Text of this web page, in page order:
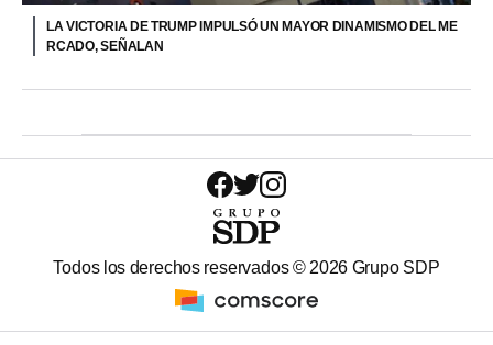
LA VICTORIA DE TRUMP IMPULSÓ UN MAYOR DINAMISMO DEL ME
RCADO, SEÑALAN
Todos los derechos reservados © 2026 Grupo SDP